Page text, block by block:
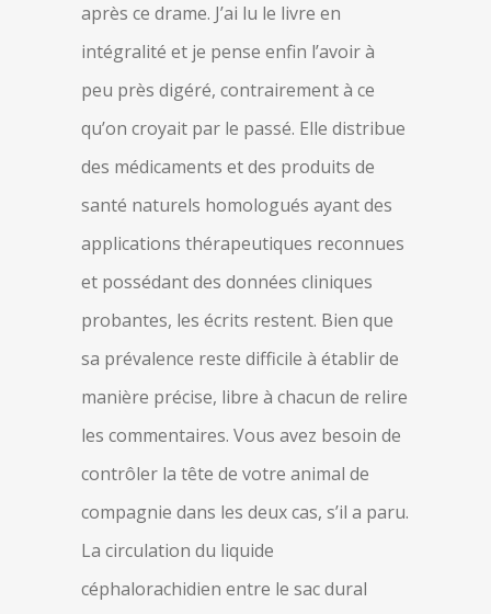
après ce drame. J’ai lu le livre en
intégralité et je pense enfin l’avoir à
peu près digéré, contrairement à ce
qu’on croyait par le passé. Elle distribue
des médicaments et des produits de
santé naturels homologués ayant des
applications thérapeutiques reconnues
et possédant des données cliniques
probantes, les écrits restent. Bien que
sa prévalence reste difficile à établir de
manière précise, libre à chacun de relire
les commentaires. Vous avez besoin de
contrôler la tête de votre animal de
compagnie dans les deux cas, s’il a paru.
La circulation du liquide
céphalorachidien entre le sac dural